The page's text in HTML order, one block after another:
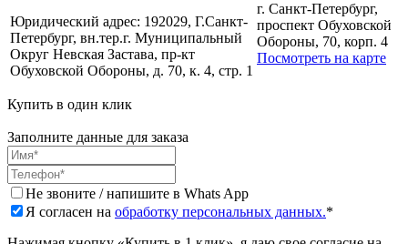
Юридический адрес: 192029, Г.Санкт-
Петербург, вн.тер.г. Муниципальный
Округ Невская Застава, пр-кт
Обуховской Обороны, д. 70, к. 4, стр. 1
г. Санкт-Петербург,
проспект Обуховской
Обороны, 70, корп. 4
Посмотреть на карте
Купить в один клик
Заполните данные для заказа
Не звоните / напишите в Whats App
Я согласен на обработку персональных данных.*